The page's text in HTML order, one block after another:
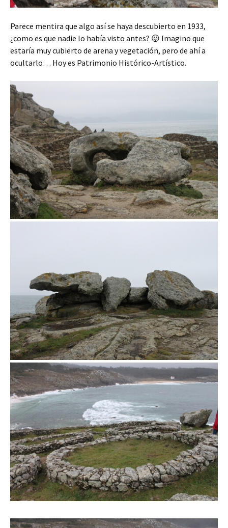
Parece mentira que algo así se haya descubierto en 1933,
¿como es que nadie lo había visto antes? 😛 Imagino que
estaría muy cubierto de arena y vegetación, pero de ahí a
ocultarlo… Hoy es Patrimonio Histórico-Artístico.